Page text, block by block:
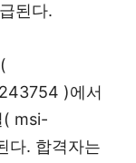
된다.
)에서
( msi-
다. 합격자는